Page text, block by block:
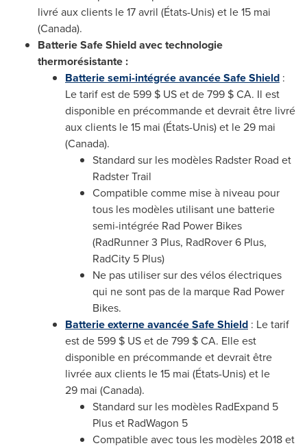
livré aux clients le 17 avril (États-Unis) et le 15 mai
(Canada).
Batterie Safe Shield avec technologie
thermorésistante :
Batterie semi-intégrée avancée Safe Shield :
Le tarif est de 599 $ US et de 799 $ CA. Il est
disponible en précommande et devrait être livré
aux clients le 15 mai (États-Unis) et le 29 mai
(Canada).
Standard sur les modèles Radster Road et
Radster Trail
Compatible comme mise à niveau pour
tous les modèles utilisant une batterie
semi-intégrée Rad Power Bikes
(RadRunner 3 Plus, RadRover 6 Plus,
RadCity 5 Plus)
Ne pas utiliser sur des vélos électriques
qui ne sont pas de la marque Rad Power
Bikes.
Batterie externe avancée Safe Shield : Le tarif
est de 599 $ US et de 799 $ CA. Elle est
disponible en précommande et devrait être
livrée aux clients le 15 mai (États-Unis) et le
29 mai (Canada).
Standard sur les modèles RadExpand 5
Plus et RadWagon 5
Compatible avec tous les modèles2018 et